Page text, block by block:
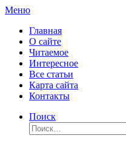
Перейти
содержимому
Меню
Главная
О сайте
Читаемое
Интересное
Все статьи
Карта сайта
Контакты
Поиск
Найти: